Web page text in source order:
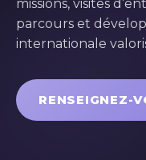
missions, visites
parcours et
internationale
RENSEIGNEZ-